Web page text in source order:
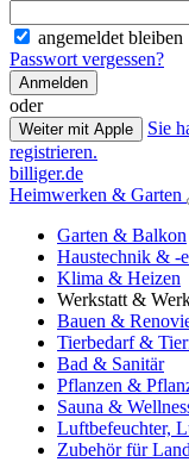
angemeldet bleiben
Passwort vergessen?
Anmelden
oder
Weiter mit Apple
Sie
registrieren.
billiger.de
Heimwerken & Garten
Garten & Balkon
Haustechnik & -
Klima & Heizen
Werkstatt &
Bauen &
Tierbedarf &
Bad & Sanitär
Pflanzen &
Sauna &
Luftbefeuchter,
Zubehör für